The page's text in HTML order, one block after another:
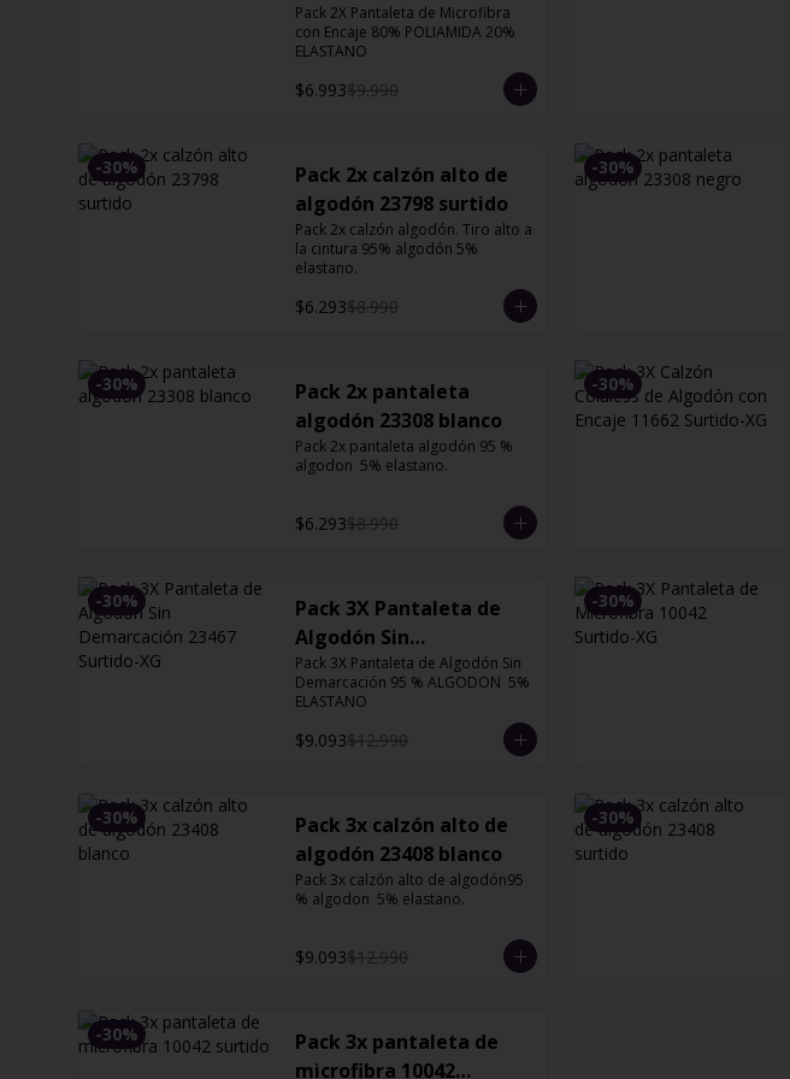
13127 Orquidea
Pack 2X Pantaleta de Microfibra
con Encaje 80% POLIAMIDA 20%
ELASTANO
$6.993$9.990
-30%
Pack 2x calzón alto de
algodón 23798 surtido
Pack 2x calzón algodón. Tiro alto a
la cintura 95% algodón 5%
elastano.
$6.293$8.990
-30%
-30%
Pack 2x pantaleta
algodón 23308 blanco
Pack 2x pantaleta algodón 95 %
algodon  5% elastano.
$6.293$8.990
-30%
-30%
Pack 3X Pantaleta de
Algodón Sin
Demarcación 23467
Surtido-XG
Pack 3X Pantaleta de Algodón Sin
Demarcación 95 % ALGODON  5%
ELASTANO
$9.093$12.990
-30%
-30%
Pack 3x calzón alto de
algodón 23408 blanco
Pack 3x calzón alto de algodón95
% algodon  5% elastano.
$9.093$12.990
-30%
-30%
Pack 3x pantaleta de
microfibra 10042